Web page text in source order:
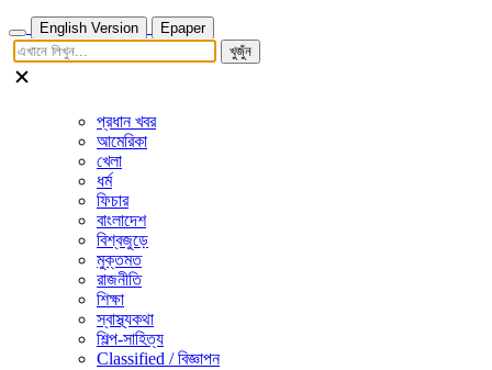
English Version
Epaper
খুজুঁন
প্রধান খবর
আমেরিকা
খেলা
ধর্ম
ফিচার
বাংলাদেশ
বিশ্বজুড়ে
মুক্তমত
রাজনীতি
শিক্ষা
স্বাস্থ্যকথা
শিল্প-সাহিত্য
Classified / বিজ্ঞাপন